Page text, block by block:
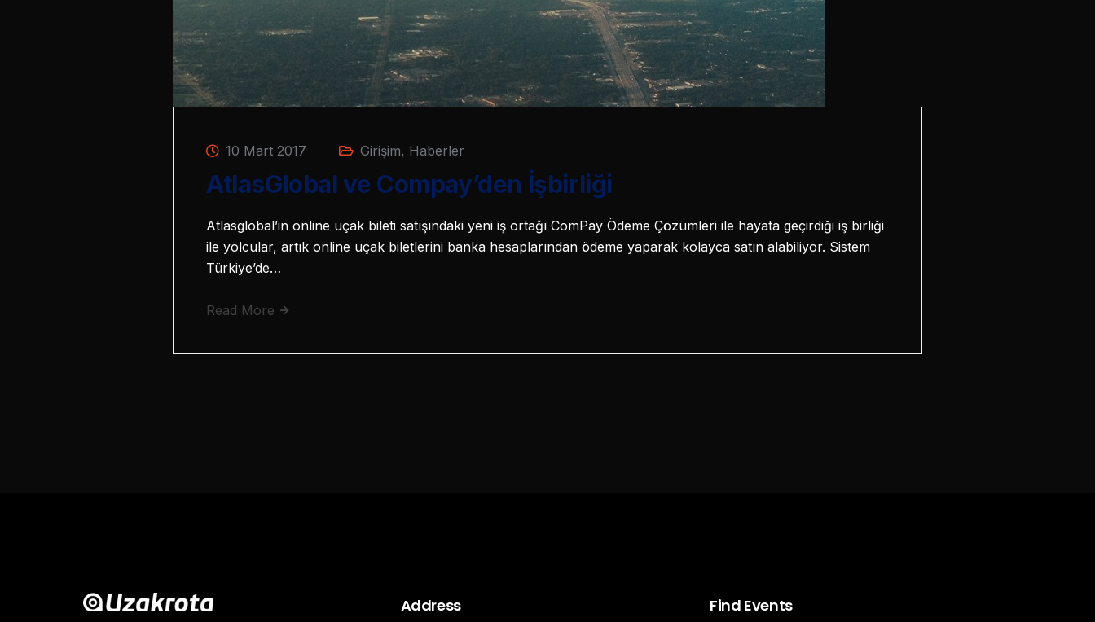
10 Mart 2017 Girişim, Haberler
AtlasGlobal ve Compay’den İşbirliği
Atlasglobal’in online uçak bileti satışındaki yeni iş ortağı ComPay Ödeme Çözümleri ile hayata geçirdiği iş birliği
ile yolcular, artık online uçak biletlerini banka hesaplarından ödeme yaparak kolayca satın alabiliyor. Sistem
Türkiye’de…
Read More
Address Find Events